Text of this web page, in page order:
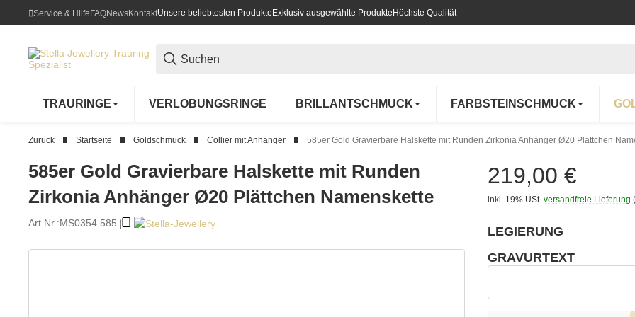
Service & HilfeFAQNewsKontaktUnsere beliebtesten Produkte Exklusiv ausgewählte Produkte Höchste Qualität
TRAURINGE VERLOBUNGSRINGE BRILLANTSCHMUCK FARBSTEINSCHMUCK
Zurück Startseite Goldschmuck Collier mit Anhänger 585er Gold Gravierbare Halskette mit Runden Zirkonia Anhänger Ø20 Plättchen
585er Gold Gravierbare Halskette mit Runden
Zirkonia Anhänger Ø20 Plättchen Namenskette
Art.Nr.:MS0354.585
219,00 €
inkl. 19% USt. versandfreie Lieferung
LEGIERUNG
GRAVURTEXT